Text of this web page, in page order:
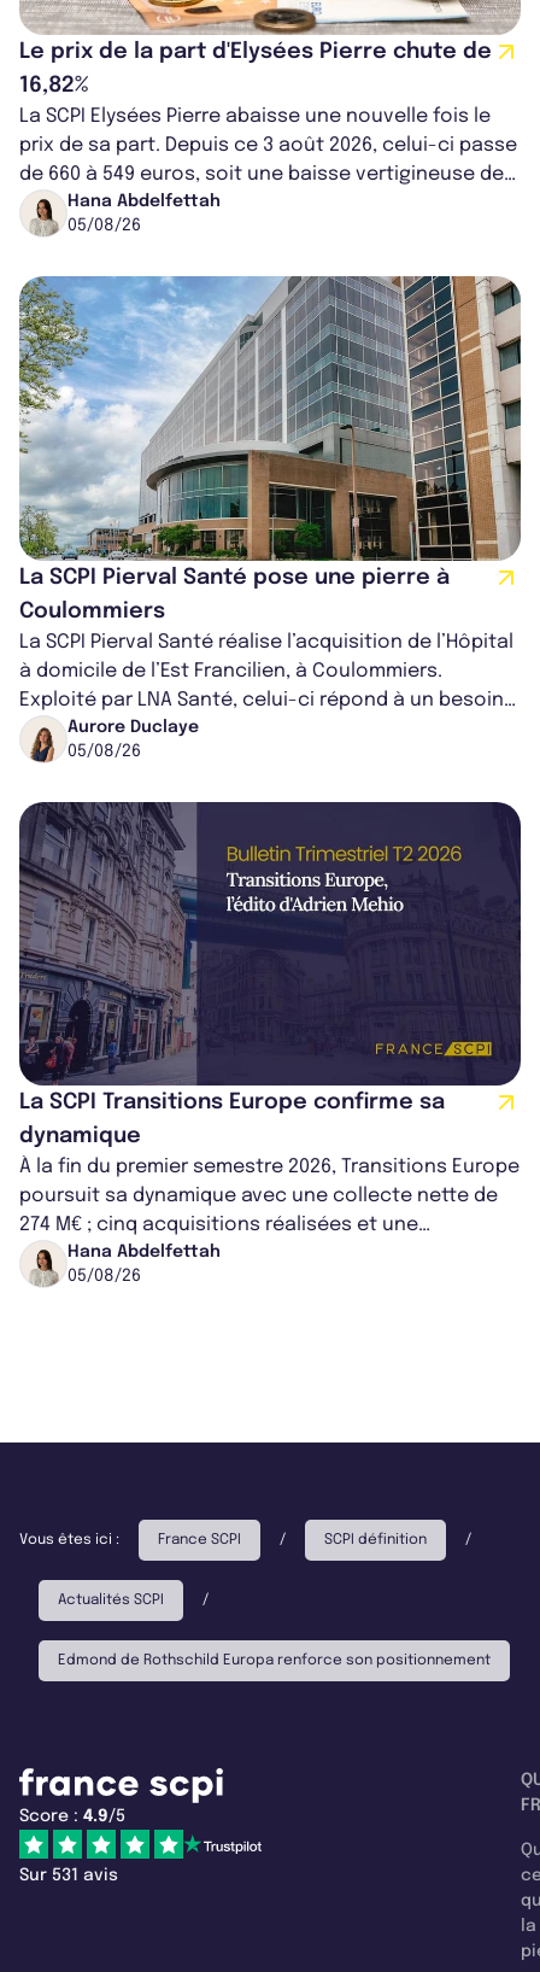
Le prix de la part d'Elysées Pierre chute de
16,82%
La SCPI Elysées Pierre abaisse une nouvelle fois le
prix de sa part. Depuis ce 3 août 2026, celui-ci passe
de 660 à 549 euros, soit une baisse vertigineuse de
16,82%. Cette nouvell...
Hana Abdelfettah
05/08/26
La SCPI Pierval Santé pose une pierre à
Coulommiers
La SCPI Pierval Santé réalise l’acquisition de l’Hôpital
à domicile de l’Est Francilien, à Coulommiers.
Exploité par LNA Santé, celui-ci répond à un besoin
médical croissant, qui s...
Aurore Duclaye
05/08/26
La SCPI Transitions Europe confirme sa
dynamique
À la fin du premier semestre 2026, Transitions Europe
poursuit sa dynamique avec une collecte nette de
274 M€ ; cinq acquisitions réalisées et une
capitalisation portée à 1,38 Md€....
Hana Abdelfettah
05/08/26
Vous êtes ici : France SCPI / SCPI définition /
Actualités SCPI /
Edmond de Rothschild Europa renforce son positionnement
Score : 4.9/5
Sur 531 avis
la